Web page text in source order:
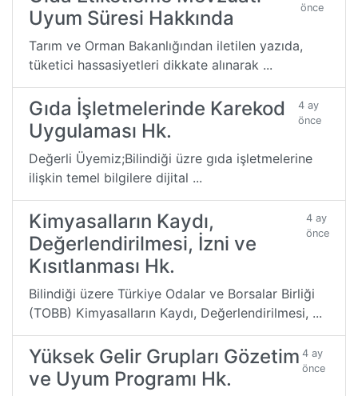
Uyum Süresi Hakkında
önce
Tarım ve Orman Bakanlığından iletilen yazıda,
tüketici hassasiyetleri dikkate alınarak ...
Gıda İşletmelerinde Karekod
Uygulaması Hk.
4 ay
önce
Değerli Üyemiz;Bilindiği üzre gıda işletmelerine
ilişkin temel bilgilere dijital ...
Kimyasalların Kaydı,
Değerlendirilmesi, İzni ve
Kısıtlanması Hk.
4 ay
önce
Bilindiği üzere Türkiye Odalar ve Borsalar Birliği
(TOBB) Kimyasalların Kaydı, Değerlendirilmesi, ...
Yüksek Gelir Grupları Gözetim
ve Uyum Programı Hk.
4 ay
önce